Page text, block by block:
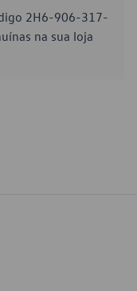
2H6-906-317-
na sua loja